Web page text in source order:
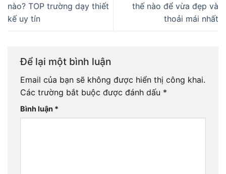
nào? TOP trường dạy thiết
kế uy tín
thế nào để vừa đẹp và
thoải mái nhất
Để lại một bình luận
Email của bạn sẽ không được hiển thị công khai.
Các trường bắt buộc được đánh dấu *
Bình luận *